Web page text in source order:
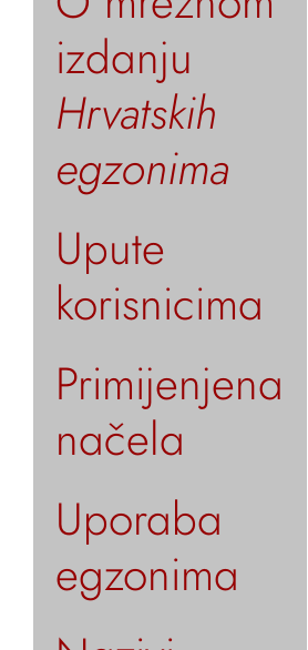
izdanju
Hrvatskih
egzonima
Upute
korisnicima
Primijenjena
načela
Uporaba
egzonima